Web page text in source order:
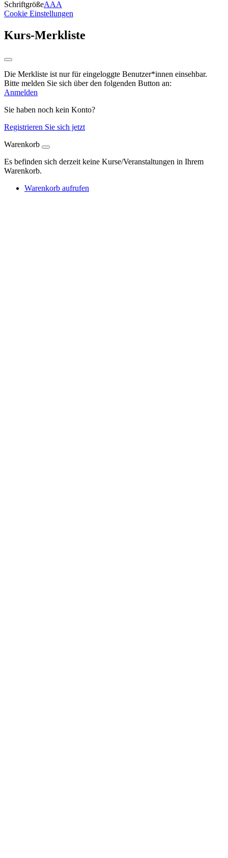
SchriftgrößeAAA
Cookie Einstellungen
Kurs-Merkliste
Die Merkliste ist nur für eingeloggte Benutzer*innen einsehbar.
Bitte melden Sie sich über den folgenden Button an:
Anmelden
Sie haben noch kein Konto?
Registrieren Sie sich jetzt
Warenkorb
Es befinden sich derzeit keine Kurse/Veranstaltungen in Ihrem
Warenkorb.
Warenkorb aufrufen